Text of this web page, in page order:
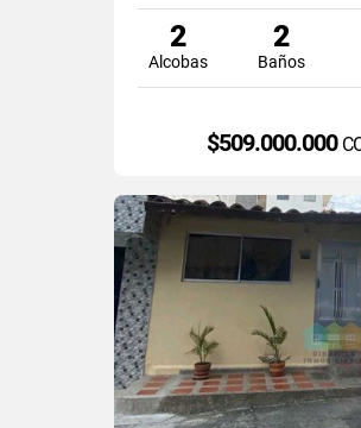
2
Alcobas
2
Baños
$509.000.000